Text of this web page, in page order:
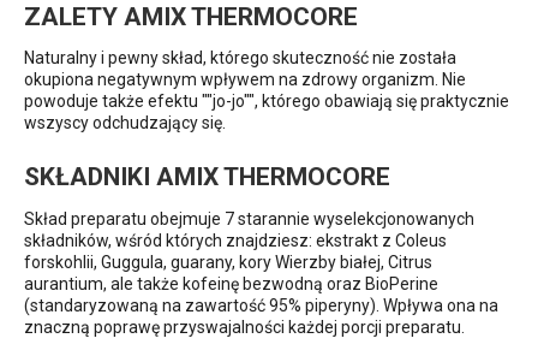
ZALETY AMIX THERMOCORE
Naturalny i pewny skład, którego skuteczność nie została
okupiona negatywnym wpływem na zdrowy organizm. Nie
powoduje także efektu ""jo-jo"", którego obawiają się praktycznie
wszyscy odchudzający się.
SKŁADNIKI AMIX THERMOCORE
Skład preparatu obejmuje 7 starannie wyselekcjonowanych
składników, wśród których znajdziesz: ekstrakt z Coleus
forskohlii, Guggula, guarany, kory Wierzby białej, Citrus
aurantium, ale także kofeinę bezwodną oraz BioPerine
(standaryzowaną na zawartość 95% piperyny). Wpływa ona na
znaczną poprawę przyswajalności każdej porcji preparatu.